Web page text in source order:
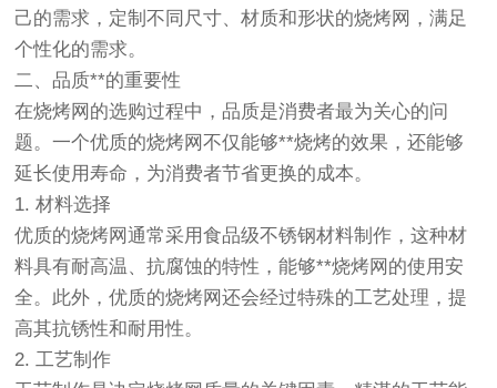
己的需求，定制不同尺寸、材质和形状的烧烤网，满足
个性化的需求。
二、品质**的重要性
在烧烤网的选购过程中，品质是消费者最为关心的问
题。一个优质的烧烤网不仅能够**烧烤的效果，还能够
延长使用寿命，为消费者节省更换的成本。
1. 材料选择
优质的烧烤网通常采用食品级不锈钢材料制作，这种材
料具有耐高温、抗腐蚀的特性，能够**烧烤网的使用安
全。此外，优质的烧烤网还会经过特殊的工艺处理，提
高其抗锈性和耐用性。
2. 工艺制作